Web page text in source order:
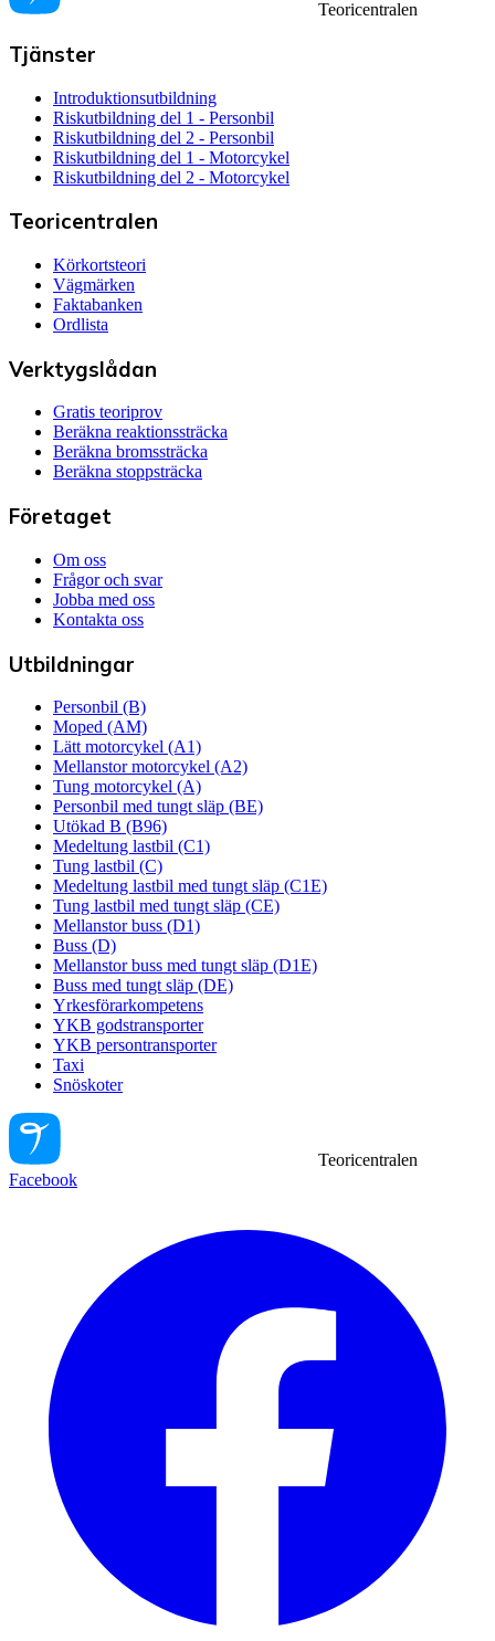
Teoricentralen
Tjänster
Introduktionsutbildning
Riskutbildning del 1 - Personbil
Riskutbildning del 2 - Personbil
Riskutbildning del 1 - Motorcykel
Riskutbildning del 2 - Motorcykel
Teoricentralen
Körkortsteori
Vägmärken
Faktabanken
Ordlista
Verktygslådan
Gratis teoriprov
Beräkna reaktionssträcka
Beräkna bromssträcka
Beräkna stoppsträcka
Företaget
Om oss
Frågor och svar
Jobba med oss
Kontakta oss
Utbildningar
Personbil (B)
Moped (AM)
Lätt motorcykel (A1)
Mellanstor motorcykel (A2)
Tung motorcykel (A)
Personbil med tungt släp (BE)
Utökad B (B96)
Medeltung lastbil (C1)
Tung lastbil (C)
Medeltung lastbil med tungt släp (C1E)
Tung lastbil med tungt släp (CE)
Mellanstor buss (D1)
Buss (D)
Mellanstor buss med tungt släp (D1E)
Buss med tungt släp (DE)
Yrkesförarkompetens
YKB godstransporter
YKB persontransporter
Taxi
Snöskoter
Teoricentralen
Facebook